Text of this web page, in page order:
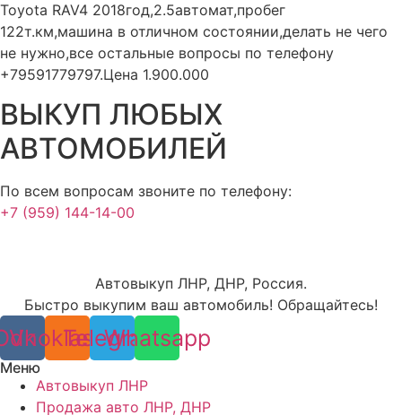
Toyota RAV4 2018год,2.5автомат,пробег
122т.км,машина в отличном состоянии,делать не чего
не нужно,все остальные вопросы по телефону
+79591779797.Цена 1.900.000
ВЫКУП ЛЮБЫХ
АВТОМОБИЛЕЙ
По всем вопросам звоните по телефону:
+7 (959) 144-14-00
Автовыкуп ЛНР, ДНР, Россия.
Быстро выкупим ваш автомобиль! Обращайтесь!
Vk Telegram
Whatsapp
Меню
Автовыкуп ЛНР
Продажа авто ЛНР, ДНР